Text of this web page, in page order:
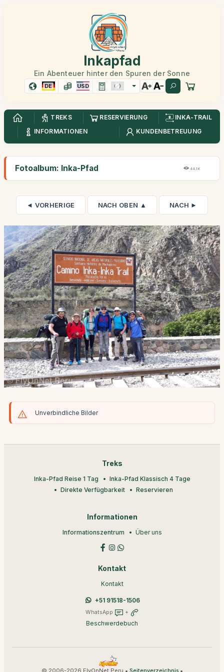
Inkapfad
Ein Abenteuer hinter den Spuren der Sonne
DE USD
TREKS RESERVIERUNG
INKA-TRAIL
INFORMATIONEN
KUNDENBETREUUNG
Fotoalbum: Inka-Pfad 44,1K
◄ VORHERIGE NACH OBEN ▲ NACH ►
Unverbindliche Bilder
Treks
Inka-Pfad Reise 1 Tag
Inka-Pfad Klassisch 4 Tage
Direkte Verfügbarkeit
Reservieren
Informationen
Informationszentrum Über uns
Kontakt
Kontakt
+51 91518-1506
WhatsApp +
Beschwerdebuch
© 2006-2026 FlyOnNet Peru • •